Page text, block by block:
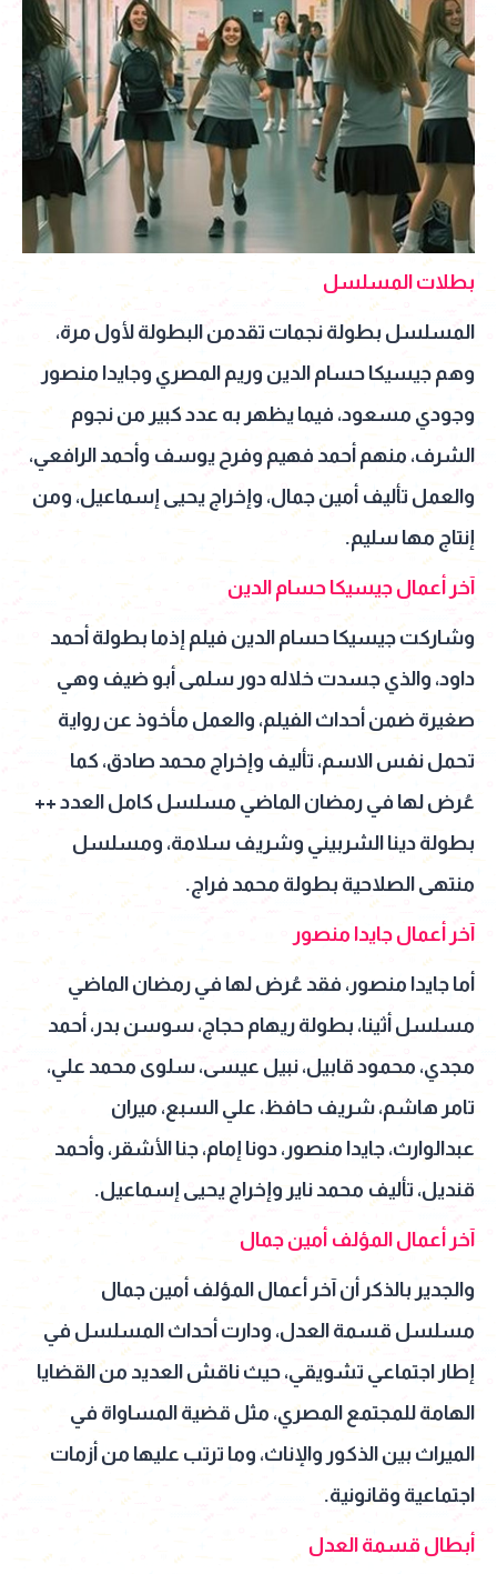
بطلات المسلسل
المسلسل بطولة نجمات تقدمن البطولة لأول مرة،
وهم جيسيكا حسام الدين وريم المصري وجايدا منصور
وجودي مسعود، فيما يظهر به عدد كبير من نجوم
الشرف، منهم أحمد فهيم وفرح يوسف وأحمد الرافعي،
والعمل تأليف أمين جمال، وإخراج يحيى إسماعيل، ومن
إنتاج مها سليم.
آخر أعمال جيسيكا حسام الدين
وشاركت جيسيكا حسام الدين فيلم إذما بطولة أحمد
داود، والذي جسدت خلاله دور سلمى أبو ضيف وهي
صغيرة ضمن أحداث الفيلم، والعمل مأخوذ عن رواية
تحمل نفس الاسم، تأليف وإخراج محمد صادق، كما
عُرض لها في رمضان الماضي مسلسل كامل العدد ++
بطولة دينا الشربيني وشريف سلامة، ومسلسل
منتهى الصلاحية بطولة محمد فراج.
آخر أعمال جايدا منصور
أما جايدا منصور، فقد عُرض لها في رمضان الماضي
مسلسل أثينا، بطولة ريهام حجاج، سوسن بدر، أحمد
مجدي، محمود قابيل، نبيل عيسى، سلوى محمد علي،
تامر هاشم، شريف حافظ، علي السبع، ميران
عبدالوارث، جايدا منصور، دونا إمام، جنا الأشقر، وأحمد
قنديل، تأليف محمد ناير وإخراج يحيى إسماعيل.
آخر أعمال المؤلف أمين جمال
والجدير بالذكر أن آخر أعمال المؤلف أمين جمال
مسلسل قسمة العدل، ودارت أحداث المسلسل في
إطار اجتماعي تشويقي، حيث ناقش العديد من القضايا
الهامة للمجتمع المصري، مثل قضية المساواة في
الميراث بين الذكور والإناث، وما ترتب عليها من أزمات
اجتماعية وقانونية.
أبطال قسمة العدل